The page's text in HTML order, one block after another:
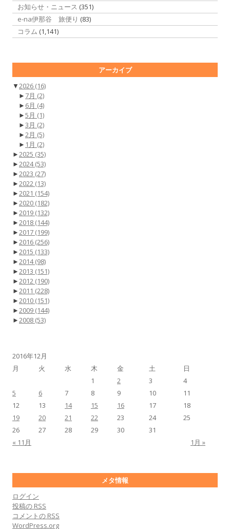
お知らせ・ニュース (351)
e-na伊那谷 旅便り (83)
コラム (1,141)
アーカイブ
▼2026 (16)
► 7月 (2)
► 6月 (4)
►5月 (1)
►3月 (2)
►2月 (5)
► 1月 (2)
►2025 (35)
►2024(53)
►2023 (27)
►2022 (13)
►2021 (154)
►2020 (182)
►2019 (132)
►2018 (144)
►2017 (199)
►2016 (256)
►2015 (133)
►2014(98)
►2013 (151)
►2012 (190)
►2011 (228)
►2010 (151)
►2009 (144)
►2008 (53)
2016年12月
月
火 水 木 金 土 日
« 11月 1月 »
1 2 3
4
5
6 7 8 9 10
11
12
13 14 15 16 17
18
19
20 21 22 23 24
25
26
27 28 29 30 31
メタ情報
ログイン
投稿の RSS
コメントの RSS
WordPress.org